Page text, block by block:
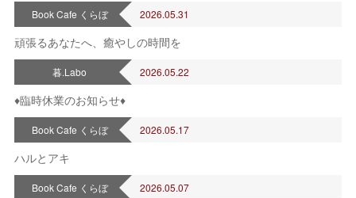
Book Cafe くらぼ 2026.05.31
頑張るあなたへ、癒やしの時間を
暮.Labo 2026.05.22
♦臨時休業のお知らせ♦
Book Cafe くらぼ 2026.05.17
ハルとアキ
Book Cafe くらぼ 2026.05.07